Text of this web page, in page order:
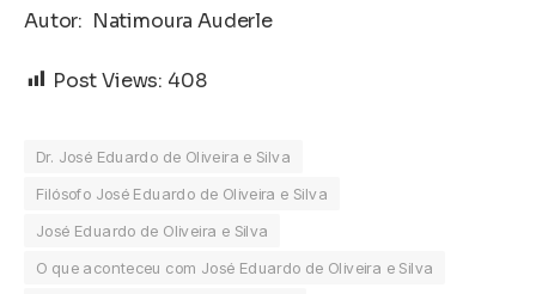
Autor: Natimoura Auderle
Post Views: 408
Dr. José Eduardo de Oliveira e Silva
Filósofo José Eduardo de Oliveira e Silva
José Eduardo de Oliveira e Silva
O que aconteceu com José Eduardo de Oliveira e Silva